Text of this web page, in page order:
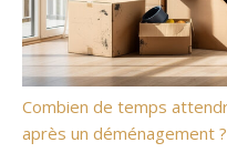
Combien de temps
après un déménagement ?